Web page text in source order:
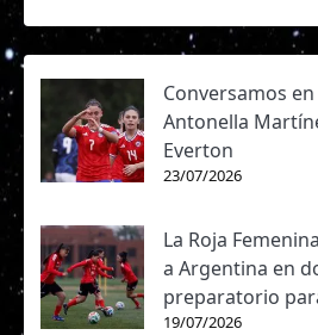
Conversamos
Antonella
Everton
23/07/2026
La Roja
a Argentina en
preparatorio
19/07/2026